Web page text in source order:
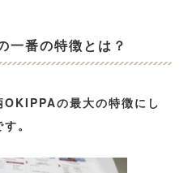
一番の特徴とは？
の最大の特徴にし
。